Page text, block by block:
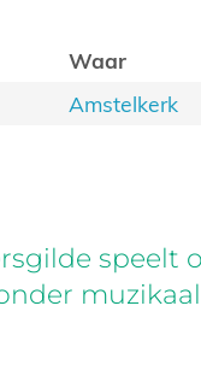
Waar
Amstelkerk
speelt